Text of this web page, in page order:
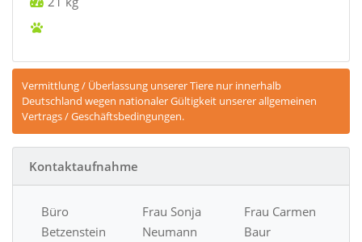
Vermittlung / Überlassung unserer Tiere nur innerhalb
Deutschland wegen nationaler Gültigkeit unserer allgemeinen
Vertrags / Geschäftsbedingungen.
Kontaktaufnahme
Büro
Betzenstein
Frau Sonja
Neumann
Frau Carmen
Baur